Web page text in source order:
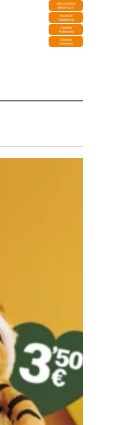
DESCARGA
MIRAPLAY
Buzón de
Sugerencias
Contratar
Publicidad
Contacto
Comercial